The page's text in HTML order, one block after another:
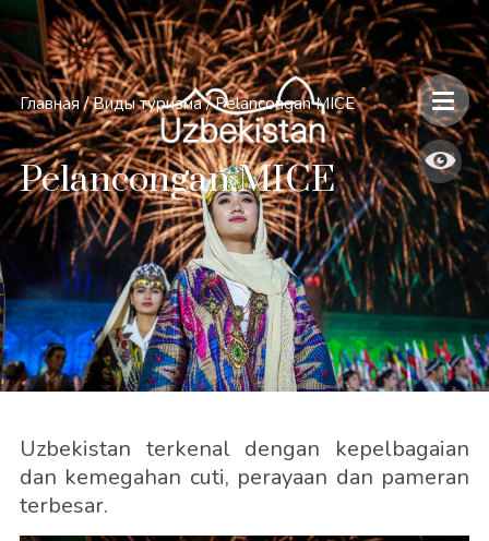
Главная / Виды туризма / Pelancongan MICE
Pelancongan MICE
Uzbekistan terkenal dengan kepelbagaian
dan kemegahan cuti, perayaan dan pameran
terbesar.